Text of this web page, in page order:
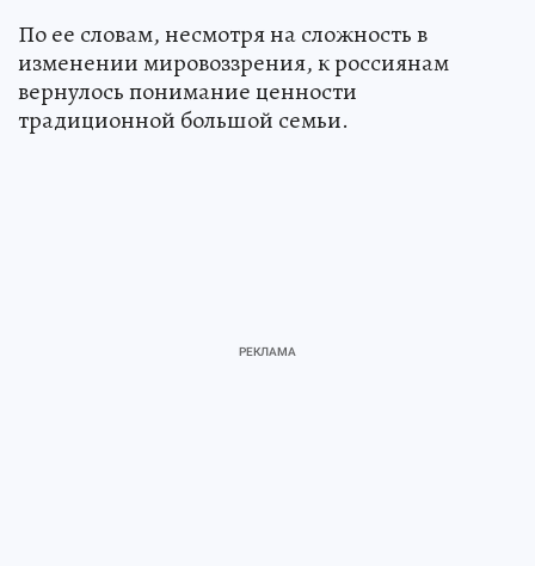
По ее словам, несмотря на сложность в
изменении мировоззрения, к россиянам
вернулось понимание ценности
традиционной большой семьи.